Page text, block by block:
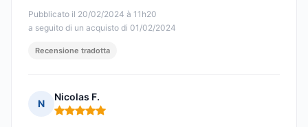
Pubblicato il 20/02/2024 à 11h20
a seguito di un acquisto di 01/02/2024
Recensione tradotta
N
Nicolas F.
Nota: 5 su 5